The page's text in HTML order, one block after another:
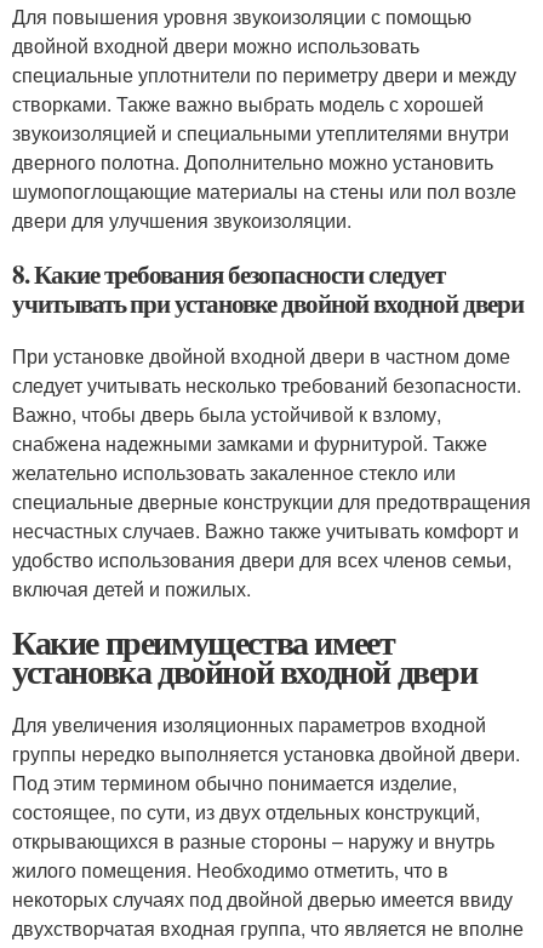
Для повышения уровня звукоизоляции с помощью
двойной входной двери можно использовать
специальные уплотнители по периметру двери и между
створками. Также важно выбрать модель с хорошей
звукоизоляцией и специальными утеплителями внутри
дверного полотна. Дополнительно можно установить
шумопоглощающие материалы на стены или пол возле
двери для улучшения звукоизоляции.
8. Какие требования безопасности следует
учитывать при установке двойной входной двери
При установке двойной входной двери в частном доме
следует учитывать несколько требований безопасности.
Важно, чтобы дверь была устойчивой к взлому,
снабжена надежными замками и фурнитурой. Также
желательно использовать закаленное стекло или
специальные дверные конструкции для предотвращения
несчастных случаев. Важно также учитывать комфорт и
удобство использования двери для всех членов семьи,
включая детей и пожилых.
Какие преимущества имеет
установка двойной входной двери
Для увеличения изоляционных параметров входной
группы нередко выполняется установка двойной двери.
Под этим термином обычно понимается изделие,
состоящее, по сути, из двух отдельных конструкций,
открывающихся в разные стороны – наружу и внутрь
жилого помещения. Необходимо отметить, что в
некоторых случаях под двойной дверью имеется ввиду
двухстворчатая входная группа, что является не вполне